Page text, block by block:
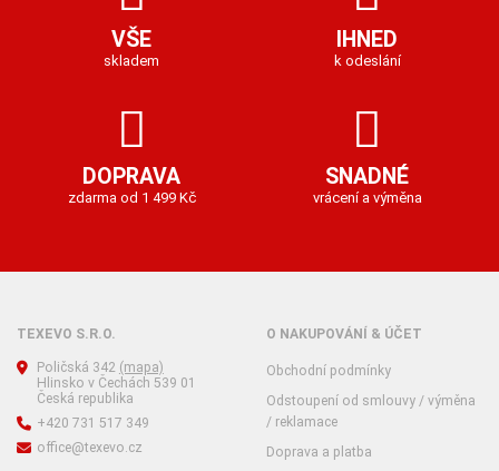
VŠE
skladem
IHNED
k odeslání
DOPRAVA
zdarma od 1 499 Kč
SNADNÉ
vrácení a výměna
TEXEVO S.R.O.
Poličská 342 (mapa)
Hlinsko v Čechách 539 01
Česká republika
+420 731 517 349
office@texevo.cz
O NAKUPOVÁNÍ & ÚČET
Obchodní podmínky
Odstoupení od smlouvy / výměna
/ reklamace
Doprava a platba